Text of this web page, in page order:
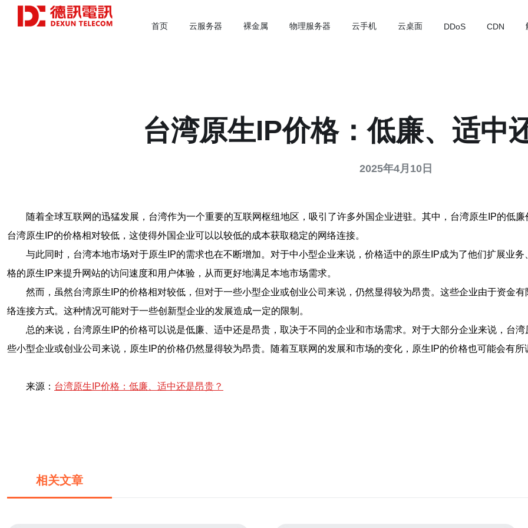
首页 云服务器 裸金属 物理服务器 云手机 云桌面 DDoS CDN
台湾原生IP价格：低廉、适中
2025年4月10日
随着全球互联网的迅猛发展，台湾作为一个重要的互联网枢纽地区，吸引了许多外国企业进驻。其中，台湾原生IP的低
台湾原生IP的价格相对较低，这使得外国企业可以以较低的成本获取稳定的网络连接。
与此同时，台湾本地市场对于原生IP的需求也在不断增加。对于中小型企业来说，价格适中的原生IP成为了他们扩展业
格的原生IP来提升网站的访问速度和用户体验，从而更好地满足本地市场需求。
然而，虽然台湾原生IP的价格相对较低，但对于一些小型企业或创业公司来说，仍然显得较为昂贵。这些企业由于资金
络连接方式。这种情况可能对于一些创新型企业的发展造成一定的限制。
总的来说，台湾原生IP的价格可以说是低廉、适中还是昂贵，取决于不同的企业和市场需求。对于大部分企业来说，台
些小型企业或创业公司来说，原生IP的价格仍然显得较为昂贵。随着互联网的发展和市场的变化，原生IP的价格也可能会有所
来源： 台湾原生IP价格：低廉、适中还是昂贵？
相关文章